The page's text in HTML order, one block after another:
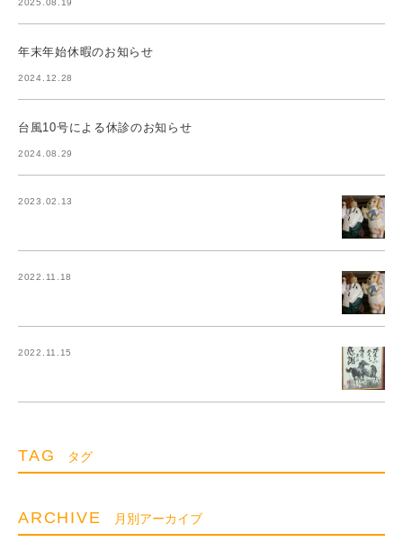
2025.08.19
年末年始休暇のお知らせ
2024.12.28
台風10号による休診のお知らせ
2024.08.29
2023.02.13
2022.11.18
2022.11.15
TAG タグ
ARCHIVE 月別アーカイブ